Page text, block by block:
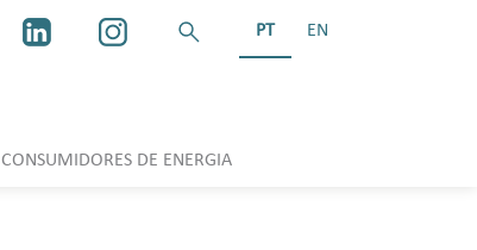
PT EN
CONSUMIDORES DE ENERGIA